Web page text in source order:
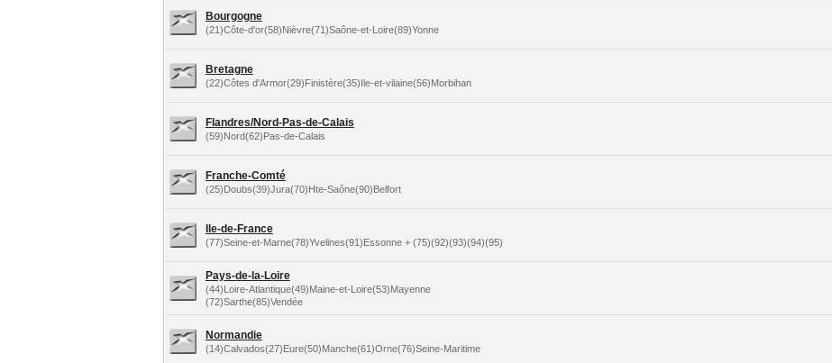
Bourgogne
(21)Côte-d'or(58)Nièvre(71)Saône-et-Loire(89)Yonne
Bretagne
(22)Côtes d'Armor(29)Finistère(35)Ile-et-vilaine(56)Morbihan
Flandres/Nord-Pas-de-Calais
(59)Nord(62)Pas-de-Calais
Franche-Comté
(25)Doubs(39)Jura(70)Hte-Saône(90)Belfort
Ile-de-France
(77)Seine-et-Marne(78)Yvelines(91)Essonne + (75)(92)(93)(94)(95)
Pays-de-la-Loire
(44)Loire-Atlantique(49)Maine-et-Loire(53)Mayenne
(72)Sarthe(85)Vendée
Normandie
(14)Calvados(27)Eure(50)Manche(61)Orne(76)Seine-Maritime